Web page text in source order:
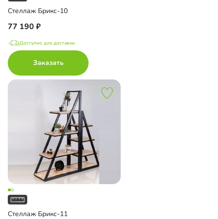
Стеллаж Брикс-10
77 190
Доступно для доставки
Заказать
Стеллаж Брикс-11